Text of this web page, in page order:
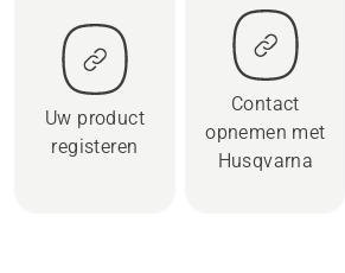
Uw product
registeren
Contact
opnemen met
Husqvarna